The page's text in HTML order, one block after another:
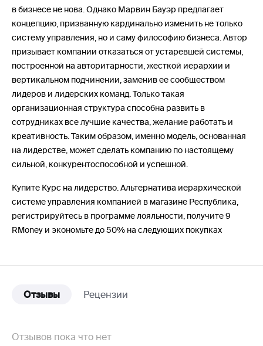
в бизнесе не нова. Однако Марвин Бауэр предлагает
концепцию, призванную кардинально изменить не только
систему управления, но и саму философию бизнеса. Автор
призывает компании отказаться от устаревшей системы,
построенной на авторитарности, жесткой иерархии и
вертикальном подчинении, заменив ее сообществом
лидеров и лидерских команд. Только такая
организационная структура способна развить в
сотрудниках все лучшие качества, желание работать и
креативность. Таким образом, именно модель, основанная
на лидерстве, может сделать компанию по настоящему
сильной, конкуренто­способной и успешной.
Купите Курс на лидерство. Альтернатива иерархической
системе управления компанией в магазине Республика,
регистрируйтесь в программе лояльности, получите 9
RMoney и экономьте до 50% на следующих покупках
Отзывы Рецензии
Отзывов пока что нет